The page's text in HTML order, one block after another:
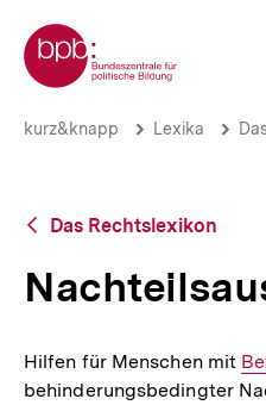
zum
Seiteninhalt
springen
Zur Startseite der bpb
Nachteilsausgleich
Brotkrümelnavigation
kurz&knapp Lexika
Zurück
Übersicht
Das Rechtslexikon
Hilfen für Menschen mit
behinderungsbedingter